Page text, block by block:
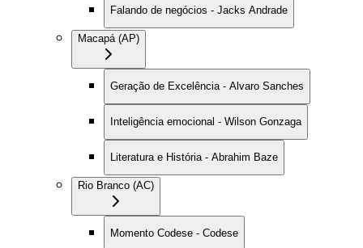
Falando de negócios - Jacks Andrade
Macapá (AP)
Geração de Excelência - Alvaro Sanches
Inteligência emocional - Wilson Gonzaga
Literatura e História - Abrahim Baze
Rio Branco (AC)
Momento Codese - Codese